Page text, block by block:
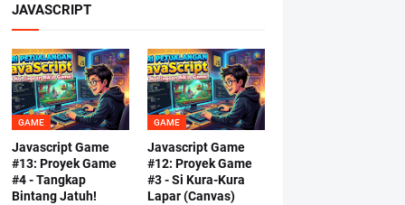
JAVASCRIPT
GAME
Javascript Game
#13: Proyek Game
#4 - Tangkap
Bintang Jatuh!
GAME
Javascript Game
#12: Proyek Game
#3 - Si Kura-Kura
Lapar (Canvas)